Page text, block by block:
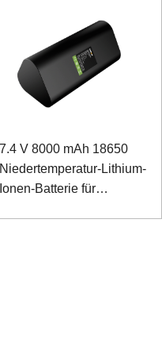
7.4 V 8000 mAh 18650
Niedertemperatur-Lithium-
Ionen-Batterie für